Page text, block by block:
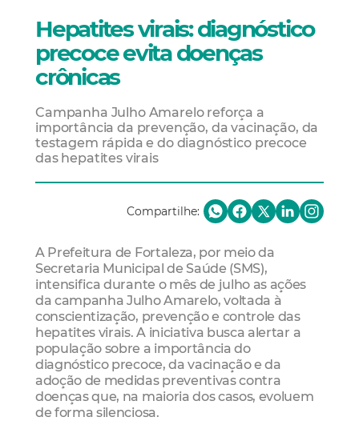
Hepatites virais: diagnóstico
precoce evita doenças
crônicas
Campanha Julho Amarelo reforça a
importância da prevenção, da vacinação, da
testagem rápida e do diagnóstico precoce
das hepatites virais
Compartilhe:
A Prefeitura de Fortaleza, por meio da
Secretaria Municipal de Saúde (SMS),
intensifica durante o mês de julho as ações
da campanha Julho Amarelo, voltada à
conscientização, prevenção e controle das
hepatites virais. A iniciativa busca alertar a
população sobre a importância do
diagnóstico precoce, da vacinação e da
adoção de medidas preventivas contra
doenças que, na maioria dos casos, evoluem
de forma silenciosa.